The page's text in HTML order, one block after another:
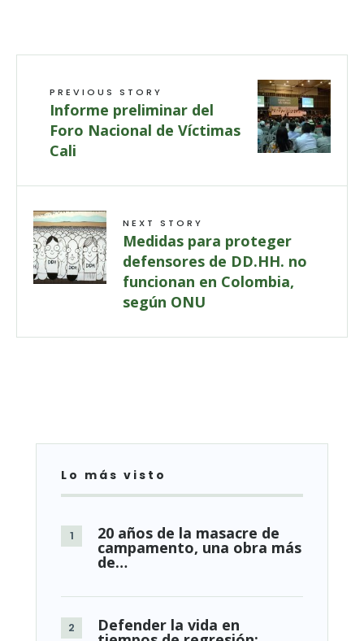
PREVIOUS STORY
Informe preliminar del
Foro Nacional de Víctimas
Cali
NEXT STORY
Medidas para proteger
defensores de DD.HH. no
funcionan en Colombia,
según ONU
Lo más visto
20 años de la masacre de
campamento, una obra más
de…
Defender la vida en